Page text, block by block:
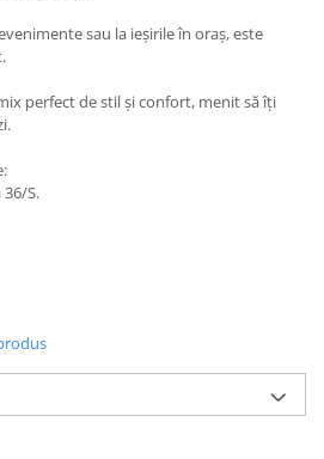
sau la ieșirile în oraș, este
perfect de stil și confort, menit să îți
S.